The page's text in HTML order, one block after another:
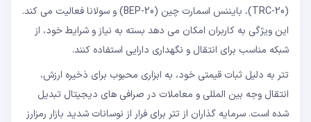
(TRC-20)، بایننس اسمارت چین (BEP-20) و سولانا فعالیت می کند.
این ویژگی به کاربران امکان می دهد بسته به نیاز و شرایط خود، از
شبکه مناسب برای انتقال و نگهداری دارایی استفاده کنند.
تتر به دلیل ثبات قیمتی خود، به ابزاری محبوب برای ذخیره ارزش،
انتقال وجه بین المللی و معاملات در صرافی های دیجیتال تبدیل
شده است. سرمایه گذاران از تتر برای فرار از نوسانات شدید بازار رمزارز